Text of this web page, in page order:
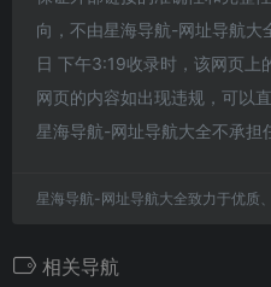
向，不由星海导航-网址导航
日 下午3:19收录时，该网页上
网页的内容如出现违规，可以
星海导航-网址导航大全不承担
星海导航-网址导航大全致力于优质
相关导航